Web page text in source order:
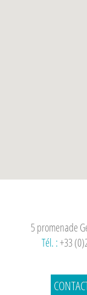
5 promenade
Tél. :+33